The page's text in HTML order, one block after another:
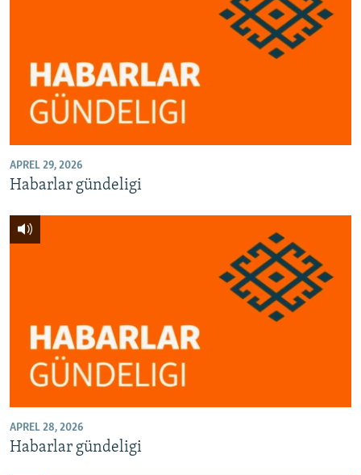
APREL 29, 2026
Habarlar gündeligi
APREL 28, 2026
Habarlar gündeligi